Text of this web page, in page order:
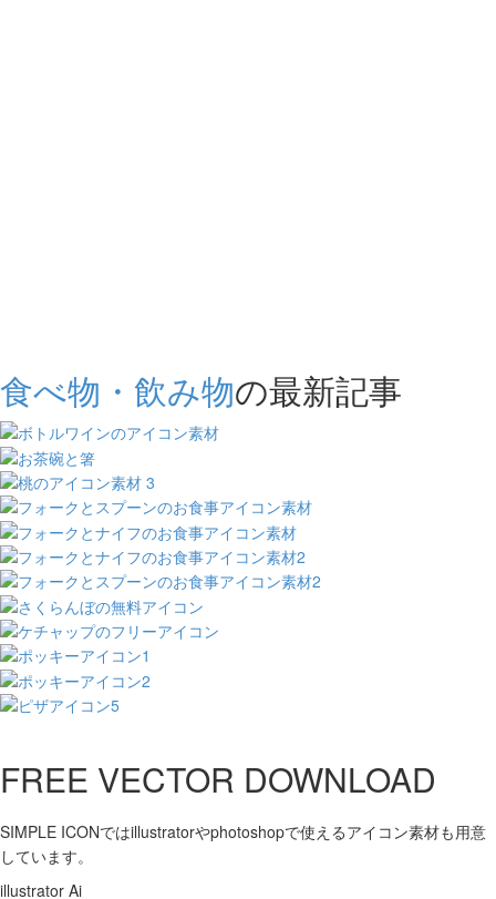
食べ物・飲み物の最新記事
FREE VECTOR DOWNLOAD
SIMPLE ICONではillustratorやphotoshopで使えるアイコン素材も用意
しています。
illustrator Ai